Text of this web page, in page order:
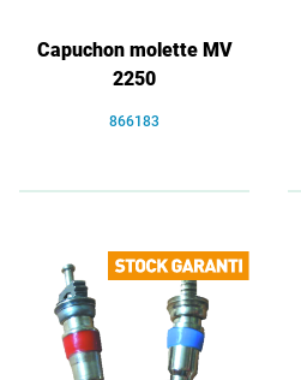
Capuchon molette MV
2250
866183